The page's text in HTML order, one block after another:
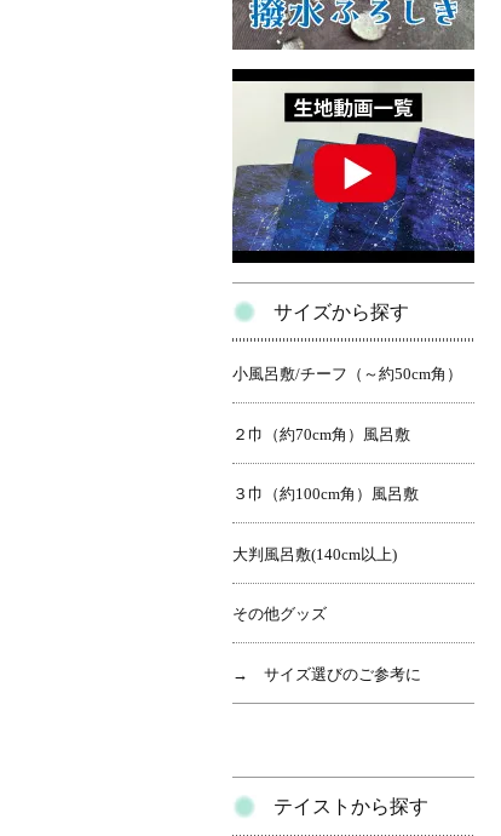
サイズから探す
小風呂敷/チーフ（～約50cm角）
２巾（約70cm角）風呂敷
３巾（約100cm角）風呂敷
大判風呂敷(140cm以上)
その他グッズ
→ サイズ選びのご参考に
テイストから探す